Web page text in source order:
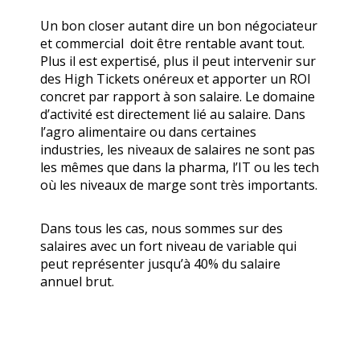
Un bon closer autant dire un bon négociateur
et commercial doit être rentable avant tout.
Plus il est expertisé, plus il peut intervenir sur
des High Tickets onéreux et apporter un ROI
concret par rapport à son salaire. Le domaine
d’activité est directement lié au salaire. Dans
l’agro alimentaire ou dans certaines
industries, les niveaux de salaires ne sont pas
les mêmes que dans la pharma, l’IT ou les tech
où les niveaux de marge sont très importants.
Dans tous les cas, nous sommes sur des
salaires avec un fort niveau de variable qui
peut représenter jusqu’à 40% du salaire
annuel brut.